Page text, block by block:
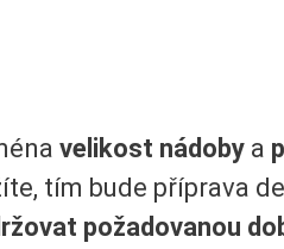
velikost nádoby a
tím bude příprava
požadovanou